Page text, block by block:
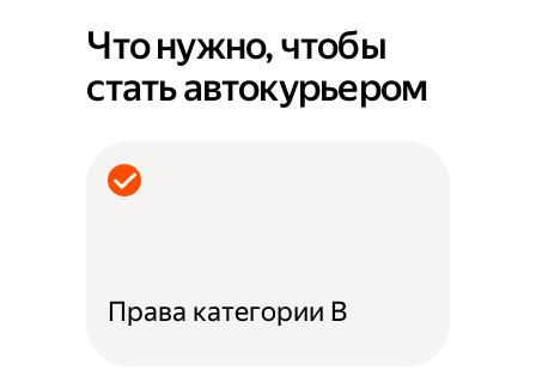
Что нужно, чтобы
стать автокурьером
Права категории B